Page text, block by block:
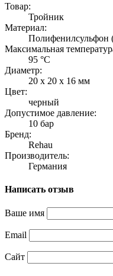
Товар:
Тройник
Материал:
Полифенилсульфон
Максимальная
95 °C
Диаметр:
20 x 20 x 16 мм
Цвет:
черный
Допустимое давление:
10 бар
Бренд:
Rehau
Производитель:
Германия
Написать отзыв
Ваше имя
Email
Сайт